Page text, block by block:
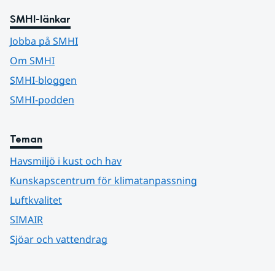
SMHI-länkar
Jobba på SMHI
Om SMHI
SMHI-bloggen
SMHI-podden
Teman
Havsmiljö i kust och hav
Kunskapscentrum för klimatanpassning
Luftkvalitet
SIMAIR
Sjöar och vattendrag